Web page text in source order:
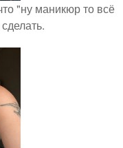
"ну маникюр то всё